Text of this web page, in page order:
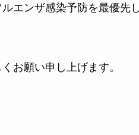
エンザ感染予防を最優先
お願い申し上げます。